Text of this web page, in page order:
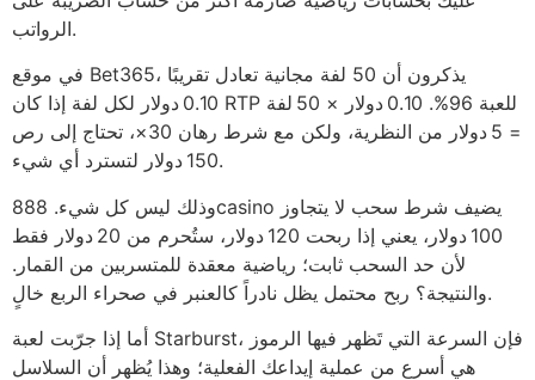
الرواتب.
في موقع Bet365، يذكرون أن 50 لفة مجانية تعادل تقريبًا
0.10 دولار لكل لفة إذا كان RTP للعبة 96%. 0.10 دولار × 50 لفة
= 5 دولار من النظرية، ولكن مع شرط رهان 30×، تحتاج إلى رص
150 دولار لتسترد أي شيء.
وذلك ليس كل شيء. 888casino يضيف شرط سحب لا يتجاوز
100 دولار، يعني إذا ربحت 120 دولار، ستُحرم من 20 دولار فقط
لأن حد السحب ثابت؛ رياضية معقدة للمتسربين من القمار.
والنتيجة؟ ربح محتمل يظل نادراً كالعنبر في صحراء الربع خالٍ.
أما إذا جرّبت لعبة Starburst، فإن السرعة التي تَظهر فيها الرموز
هي أسرع من عملية إيداعك الفعلية؛ وهذا يُظهر أن السلاسل